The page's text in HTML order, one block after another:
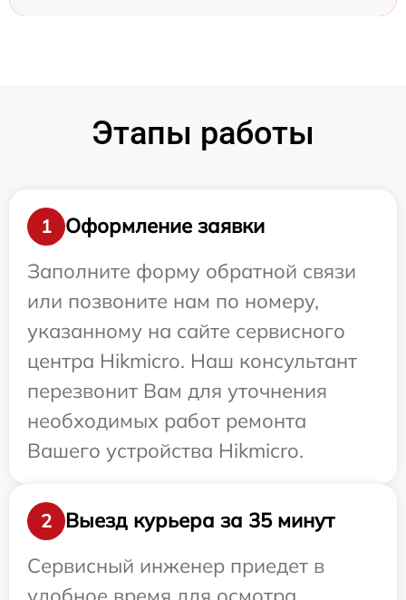
Этапы работы
1
Оформление заявки
Заполните форму обратной связи
или позвоните нам по номеру,
указанному на сайте сервисного
центра Hikmicro. Наш консультант
перезвонит Вам для уточнения
необходимых работ ремонта
Вашего устройства Hikmicro.
2
Выезд курьера за 35 минут
Сервисный инженер приедет в